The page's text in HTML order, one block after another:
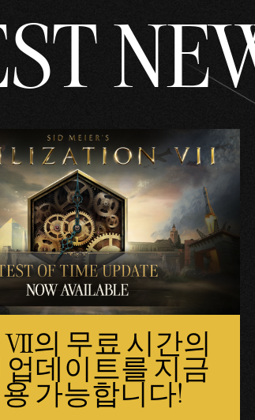
의 무료 시간의
업데이트를 지금
가능합니다!